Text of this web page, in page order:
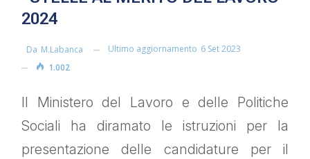
2024
Da M.labanca Ultimo aggiornamento 6 Set 2023
1.002
Il Ministero del Lavoro e delle Politiche
Sociali ha diramato le istruzioni per la
presentazione delle candidature per il